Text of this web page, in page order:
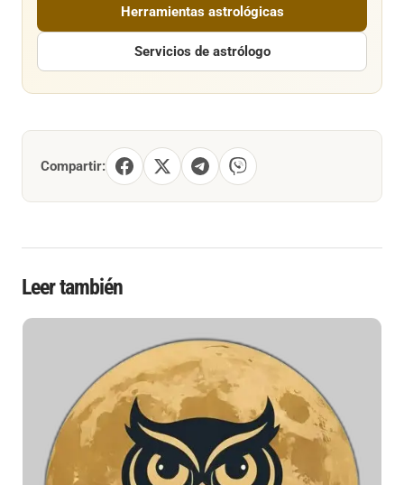
Herramientas astrológicas
Servicios de astrólogo
Compartir:
Leer también